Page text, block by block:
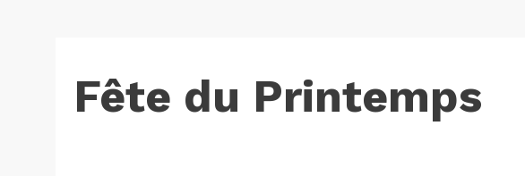
Fête du Printemps